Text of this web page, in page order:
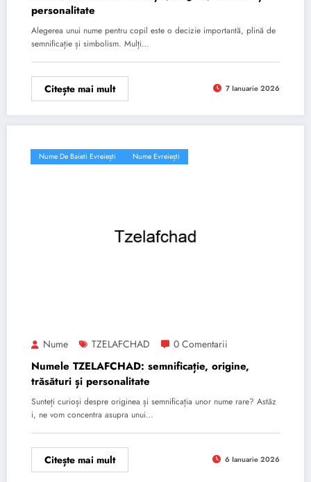
personalitate
Alegerea unui nume pentru copil este o decizie importantă, plină de
semnificație și simbolism. Mulți…
Citește mai mult 7 Ianuarie 2026
Nume De Baieti Evreiești Nume Evreiești
Nume TZELAFCHAD 0 Comentarii
Numele TZELAFCHAD: semnificație, origine,
trăsături și personalitate
Sunteți curioși despre originea și semnificația unor nume rare? Astăz
i, ne vom concentra asupra unui…
Citește mai mult 6 Ianuarie 2026